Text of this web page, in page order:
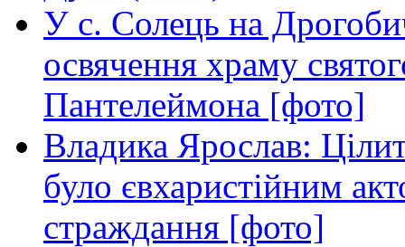
У с. Солець на
освячення храму
Пантелеймона [фото]
Владика Ярослав:
було євхаристійним
страждання [фото]